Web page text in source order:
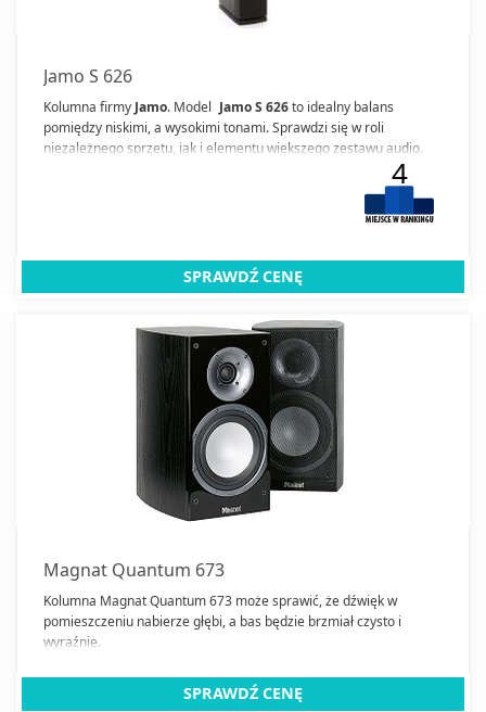
Jamo S 626
Kolumna firmy Jamo. Model Jamo S 626to idealny balans
pomiędzy niskimi, a wysokimi tonami. Sprawdzi się w roli
niezależnego sprzętu, jak i elementu większego zestawu audio.
4
SPRAWDŹ CENĘ
Magnat Quantum 673
Kolumna Magnat Quantum 673 może sprawić, że dźwięk w
pomieszczeniu nabierze głębi, a bas będzie brzmiał czysto i
wyraźnie.
SPRAWDŹ CENĘ